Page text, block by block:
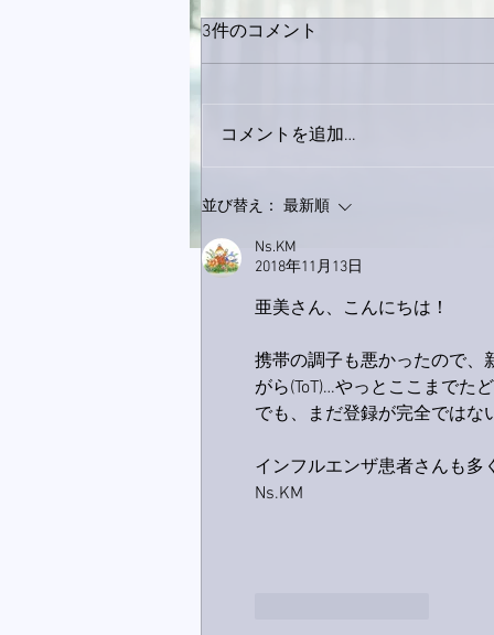
9月23日「amiism」リリー
3件のコメント
コメントを追加…
並び替え： 最新順
Ns.KM
2018年11月13日
亜美さん、こんにちは！
携帯の調子も悪かったので、
がら(ToT)…やっとここまでた
でも、まだ登録が完全ではな
インフルエンザ患者さんも多
Ns.KM